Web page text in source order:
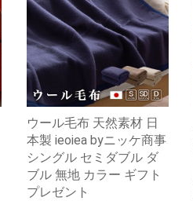
ウール毛布 天然素材 日
本製 ieoiea byニッケ商事
シングル セミダブル ダ
ブル 無地 カラー ギフト
プレゼント